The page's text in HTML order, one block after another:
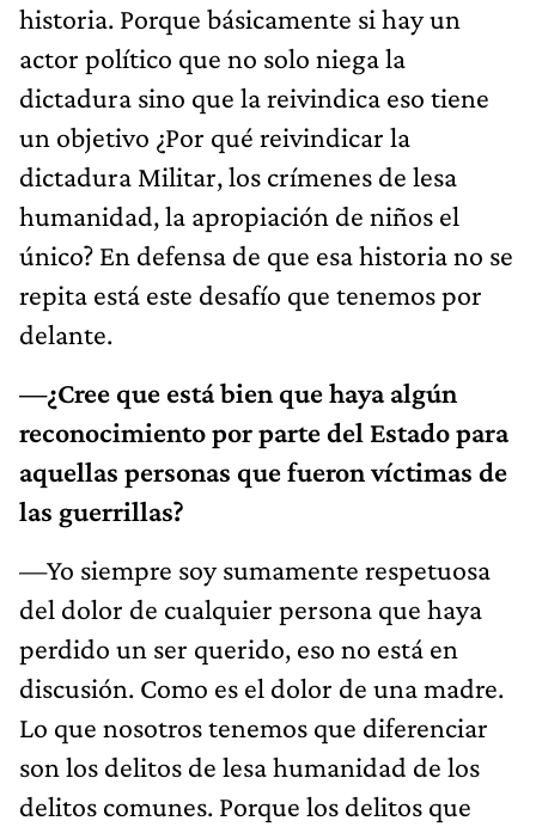
historia. Porque básicamente si hay un
actor político que no solo niega la
dictadura sino que la reivindica eso tiene
un objetivo ¿Por qué reivindicar la
dictadura Militar, los crímenes de lesa
humanidad, la apropiación de niños el
único? En defensa de que esa historia no se
repita está este desafío que tenemos por
delante.
—¿Cree que está bien que haya algún
reconocimiento por parte del Estado para
aquellas personas que fueron víctimas de
las guerrillas?
—Yo siempre soy sumamente respetuosa
del dolor de cualquier persona que haya
perdido un ser querido, eso no está en
discusión. Como es el dolor de una madre.
Lo que nosotros tenemos que diferenciar
son los delitos de lesa humanidad de los
delitos comunes. Porque los delitos que